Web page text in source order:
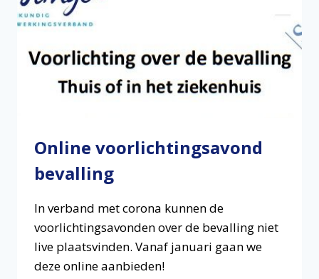
Online voorlichtingsavond
bevalling
In verband met corona kunnen de
voorlichtingsavonden over de bevalling niet
live plaatsvinden. Vanaf januari gaan we
deze online aanbieden!